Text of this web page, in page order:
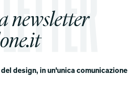
newsletter
design, in un'unica comunicazione